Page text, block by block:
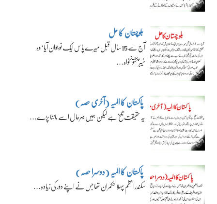
بلوچستان کا حل
آج سے 15 سال قبل میرے پاس ایک نوجوان آیا‘ وہ
خیبرپختونخواہ…
پاکستان کا المیہ (آخری حصہ)
یہ حقیقت تلخ ہے لیکن ہمیں بہرحال اسے ماننا پڑے…
پاکستان کا المیہ (دوسرا حصہ)
سکندراعظم پہلا حکمران تھا جس نے اپنے دور کی زیادہ…